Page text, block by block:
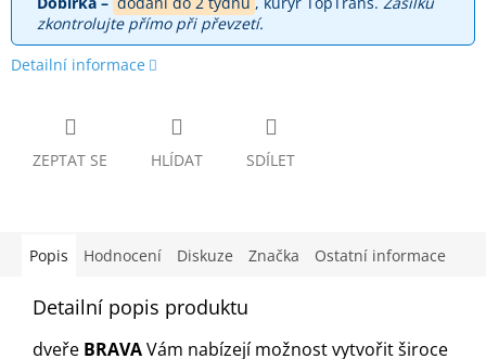
zkontrolujte přímo při převzetí.
Detailní informace
ZEPTAT SE HLÍDAT SDÍLET
Popis Hodnocení Diskuze Značka Ostatní informace
Detailní popis produktu
dveře BRAVAVám nabízejí možnost vytvořit široce